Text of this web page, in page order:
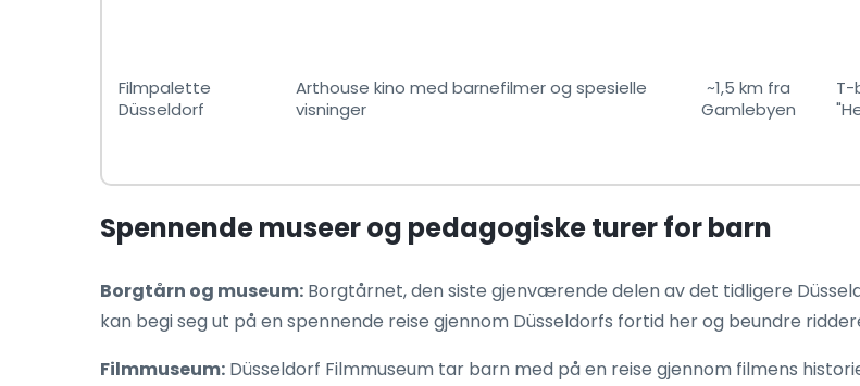
Filmpalette
Düsseldorf
Arthouse kino med barnefilmer og spesielle
visninger
~1,5 km fra
Gamlebyen
T-
Spennende museer og pedagogiske turer for barn
Borgtårn og museum: Borgtårnet, den siste gjenværende delen av det tidligere
kan begi seg ut på en spennende reise gjennom Düsseldorfs fortid her og beundre
Filmmuseum: Düsseldorf Filmmuseum tar barn med på en reise gjennom filmens